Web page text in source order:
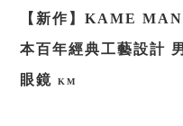
【新作】 KAME
本百年經典工藝設計
眼鏡
KM